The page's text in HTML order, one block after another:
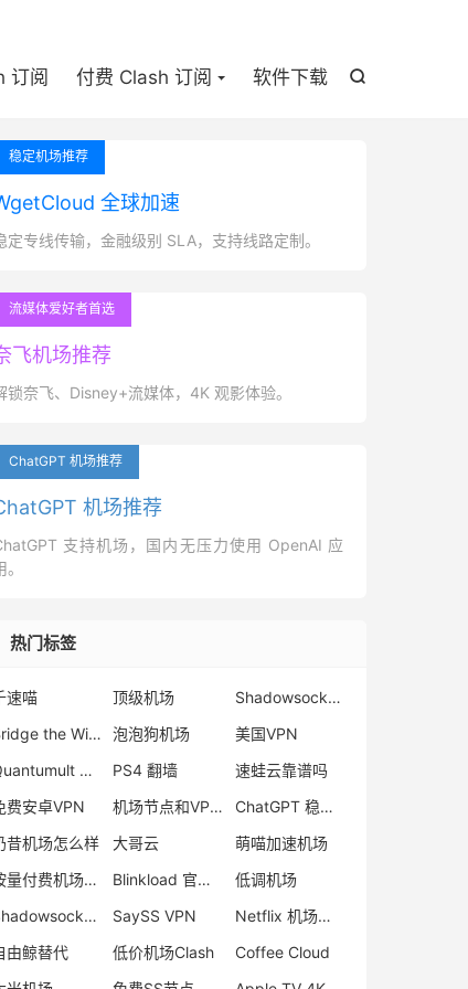

订阅 付费 Clash 订阅 软件下载
稳定机场推荐
全球加速
定专线传输，金融级别 SLA，支持线路定制。
流媒体爱好者首选
飞机场推荐
锁奈飞、Disney+流媒体，4K 观影体验。
ChatGPT 机场推荐
机场推荐
支持机场，国内无压力使用 OpenAI 应
。
热门标签
速喵 顶级机场
Shadowsocks 机场排名
Bridge the Wise 官网
泡泡狗机场
美国VPN
Quantumult X 官网
PS4 翻墙
速蛙云靠谱吗
费安卓VPN
机场节点和VPN区别
ChatGPT 稳定机场
昔机场怎么样
大哥云
萌喵加速机场
按量付费机场推荐
Blinkload 官网打不开
低调机场
Shadowsocks-2022 搭建
SaySS VPN
Netflix 机场推荐
由鲸替代
低价机场Clash
Coffee Cloud